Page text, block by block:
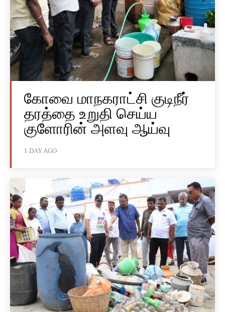
கோவை மாநகராட்சி குடிநீர்
தரத்தை உறுதி செய்ய
குளோரின் அளவு ஆய்வு
1 DAY AGO